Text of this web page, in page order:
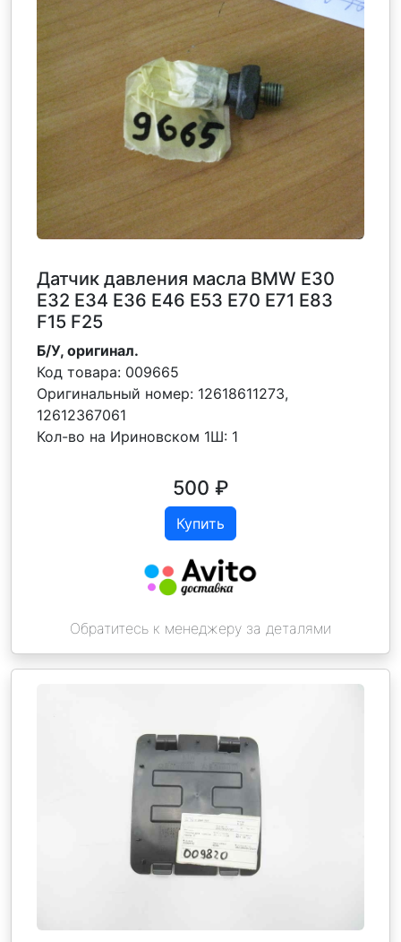
Датчик давления масла BMW E30
E32 Е34 Е36 Е46 E53 E70 E71 E83
F15 F25
Б/У, оригинал.
Код товара: 009665
Оригинальный номер: 12618611273,
12612367061
Кол-во на Ириновском 1Ш: 1
500 ₽
Купить
Обратитесь к менеджеру за деталями